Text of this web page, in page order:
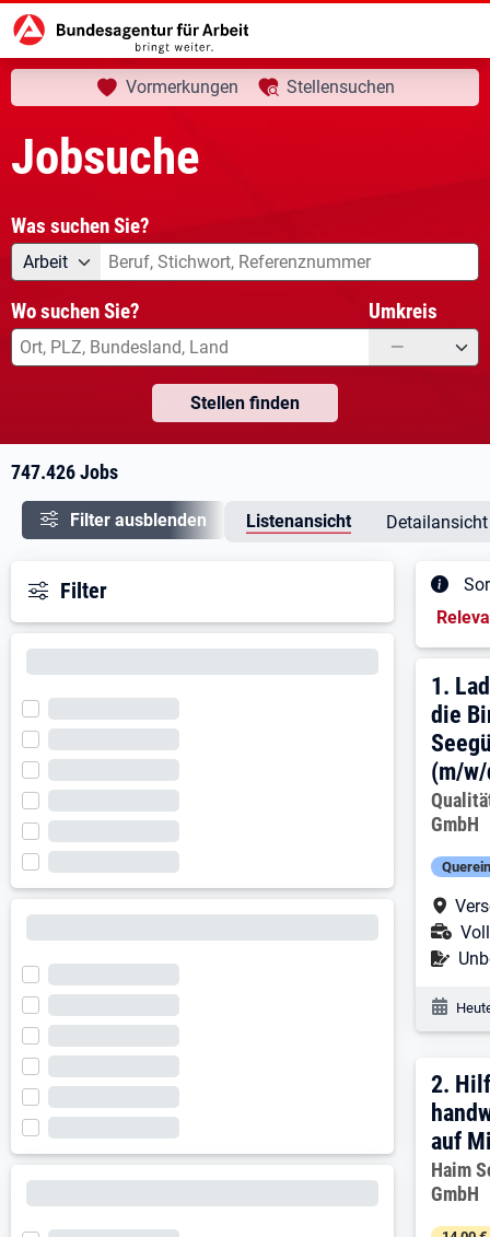
Startseite Jobsuche aktuelle Seite:
Ihre Suche
Vormerkungen Stellensuchen
Jobsuche
Was suchen Sie?
Angebotsart
Arbeit Was suchen Sie?
Wo suchen Sie? Umkreis
—
Stellen finden
747.426 Jobs
Filter ausblenden Listenansicht Detailansicht
Filter
1.
1.
die
(m/
GmbH
2.
2.
auf
Haim
GmbH